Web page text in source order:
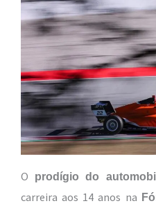
O prodígio do
carreira aos 14 anos na